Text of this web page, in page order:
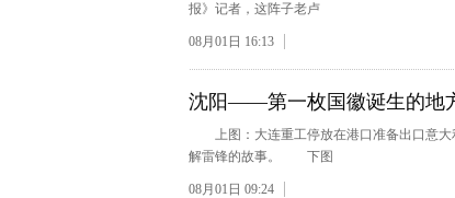
报》记者，这阵子老卢
08月01日 16:13
沈阳——第一枚国徽诞生的地
上图：大连重工停放在港口准备出口意大
解雷锋的故事。 下图
08月01日 09:24